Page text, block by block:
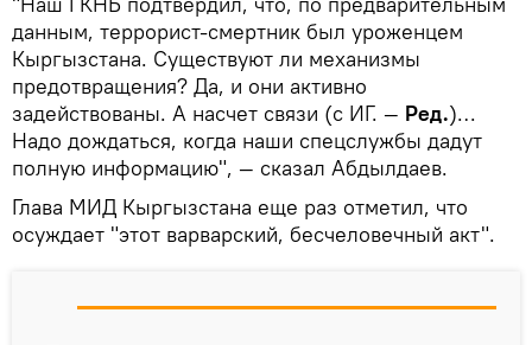
данным, террорист-смертник был уроженцем
Кыргызстана. Существуют ли механизмы
предотвращения? Да, и они активно
задействованы. А насчет связи (с ИГ. — Ред.)…
Надо дождаться, когда наши спецслужбы дадут
полную информацию", — сказал Абдылдаев.
Глава МИД Кыргызстана еще раз отметил, что
осуждает "этот варварский, бесчеловечный акт".